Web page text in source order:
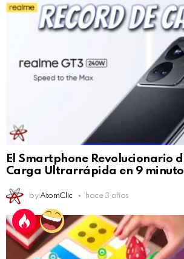
El Smartphone Revolucionario
Carga Ultrarrápida en 9
by AtomClic hace 3 años